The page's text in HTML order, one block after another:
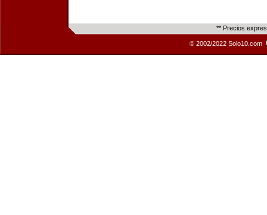
** Precios
© 2002/2022 Solo10.com